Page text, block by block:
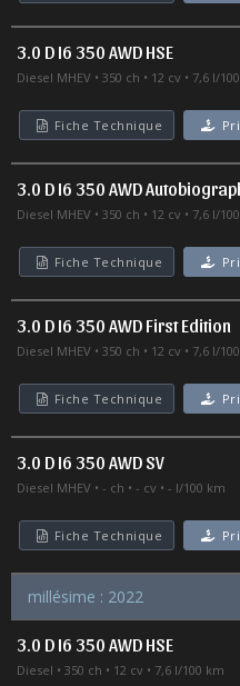
3.0 D I6 350 AWD HSE
Diesel MHEV 350 ch 12 cv 7,6 l/
Fiche Technique
3.0 D I6 350 AWD
Diesel MHEV 350 ch 12 cv 7,6 l/
Fiche Technique
3.0 D I6 350 AWD First Edition
Diesel MHEV 350 ch 12 cv 7,6 l/
Fiche Technique
3.0 D I6 350 AWD SV
Diesel MHEV - ch - cv - l/100 km
Fiche Technique
millésime : 2022
3.0 D I6 350 AWD HSE
Diesel 350 ch 12 cv 7,6 l/100 km